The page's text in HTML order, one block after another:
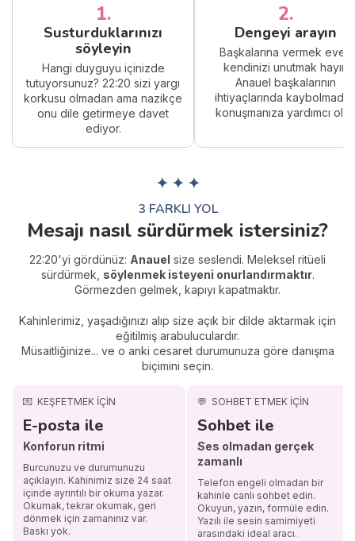
1.
Susturduklarınızı
söyleyin
Hangi duyguyu içinizde
tutuyorsunuz? 22:20 sizi yargı
korkusu olmadan ama nazikçe
onu dile getirmeye davet
ediyor.
2.
Dengeyi arayın
Başkalarına vermek evet;
kendinizi unutmak hayır.
Anauel başkalarının
ihtiyaçlarında
konuşmanıza yardımcı olur.
✦ ✦ ✦
3 FARKLI YOL
Mesajı nasıl sürdürmek istersiniz?
22:20'yi gördünüz: Anauel size seslendi. Meleksel ritüeli
sürdürmek, söylenmek isteyeni onurlandırmaktır.
Görmezden gelmek, kapıyı kapatmaktır.
Kahinlerimiz, yaşadığınızı alıp size açık bir dilde aktarmak için
eğitilmiş arabuluculardır.
Müsaitliğinize... ve o anki cesaret durumunuza göre danışma
biçimini seçin.
💌 KEŞFETMEK İÇİN
E-posta ile
Konforun ritmi
Burcunuzu ve durumunuzu
açıklayın. Kahinimiz size 24 saat
içinde ayrıntılı bir okuma yazar.
Okumak, tekrar okumak, geri
dönmek için zamanınız var.
Baskı yok.
💬 SOHBET ETMEK İÇİN
Sohbet ile
Ses olmadan gerçek
zamanlı
Telefon engeli olmadan bir
kahinle canlı sohbet edin.
Okuyun, yazın, formüle edin.
Yazılı ile sesin samimiyeti
arasındaki ideal aracı.